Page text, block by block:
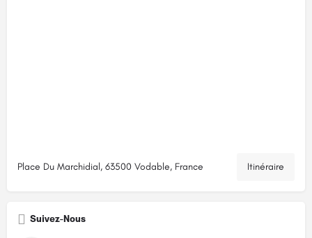
Place Du Marchidial, 63500 Vodable, France Itinéraire
Suivez-Nous